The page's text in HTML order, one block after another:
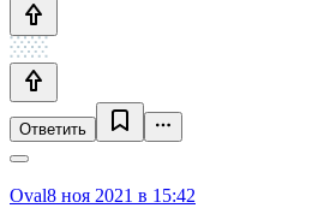
Ответить
Oval8 ноя 2021 в 15:42